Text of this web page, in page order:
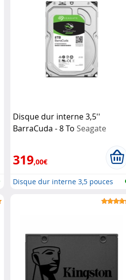
Disque dur interne 3,5''
BarraCuda - 8 To Seagate
319,00€
Disque dur interne 3,5 pouces